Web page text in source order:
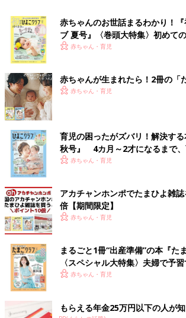
赤ちゃんのお世話まるわかり！
ブ 夏号』〈巻頭大特集〉初めて
く！ おっぱい・ミルクの基本と
赤ちゃん・育児
赤ちゃんが生まれたら！2冊の「
赤ちゃん・育児
育児の困ったがズバリ！解決す
秋号』 4カ月～2才になるまで、
いっぱい！
赤ちゃん・育児
アカチャンホンポでたまひよ雑
倍【期間限定】
赤ちゃん・育児
まるごと1冊“出産準備”の本『た
〈スペシャル大特集〉夫婦で予
赤ちゃん・育児
もらえる年金25万円以下の人が